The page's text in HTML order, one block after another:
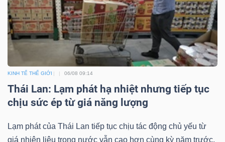
KINH TẾ THẾ GIỚI 06/08 09:14
Thái Lan: Lạm phát hạ nhiệt nhưng tiếp tục
chịu sức ép từ giá năng lượng
Lạm phát của Thái Lan tiếp tục chịu tác động chủ yếu từ
giá nhiên liệu trong nước vẫn cao hơn cùng kỳ năm trước,